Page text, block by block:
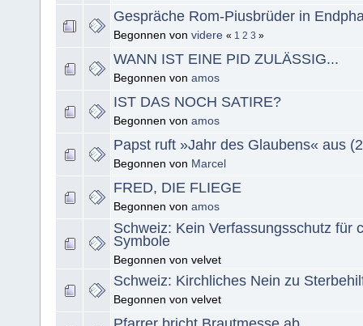
Gespräche Rom-Piusbrüder in
Begonnen von videre « 1 2 3 »
WANN IST EINE PID ZULÄSSIG...
Begonnen von amos
IST DAS NOCH SATIRE?
Begonnen von amos
Papst ruft »Jahr des Glaubens« aus
Begonnen von Marcel
FRED, DIE FLIEGE
Begonnen von amos
Schweiz: Kein Verfassungsschutz für
Symbole
Begonnen von velvet
Schweiz: Kirchliches Nein zu
Begonnen von velvet